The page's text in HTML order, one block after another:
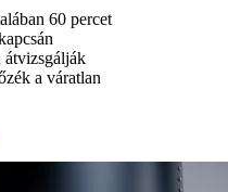
60 percet
átvizsgálják
a váratlan